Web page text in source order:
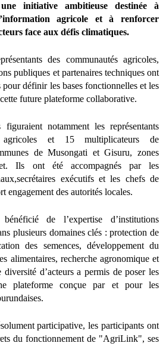
initiative ambitieuse destinée à
agricole et à renforcer
face aux défis climatiques.
des communautés agricoles,
publiques et partenaires techniques ont
définir les bases fonctionnelles et les
future plateforme collaborative.
notamment les représentants
et 15 multiplicateurs de
de Musongati et Gisuru, zones
Ils ont été accompagnés par les
exécutifs et les chefs de
engagement des autorités locales.
de l’expertise d’institutions
plusieurs domaines clés : protection de
des semences, développement du
alimentaires, recherche agronomique et
d’acteurs a permis de poser les
plateforme conçue par et pour les
participative, les participants ont
du fonctionnement de "AgriLink", ses